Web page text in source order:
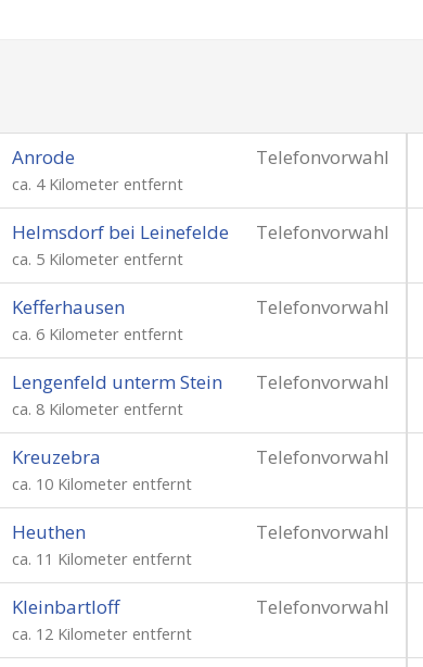
Telefonvorwahl
Anrode
ca. 4 Kilometer entfernt
Telefonvorwahl
Helmsdorf bei Leinefelde
ca. 5 Kilometer entfernt
Telefonvorwahl
Kefferhausen
ca. 6 Kilometer entfernt
Telefonvorwahl
Lengenfeld unterm Stein
ca. 8 Kilometer entfernt
Telefonvorwahl
Kreuzebra
ca. 10 Kilometer entfernt
Telefonvorwahl
Heuthen
ca. 11 Kilometer entfernt
Telefonvorwahl
Kleinbartloff
ca. 12 Kilometer entfernt